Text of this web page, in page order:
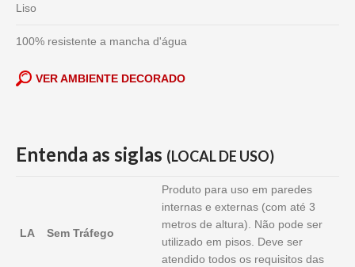
Liso
100% resistente a mancha d'água
VER AMBIENTE DECORADO
Entenda as siglas (LOCAL DE USO)
LA Sem Tráfego
Produto para uso em paredes
internas e externas (com até 3
metros de altura). Não pode ser
utilizado em pisos. Deve ser
atendido todos os requisitos das